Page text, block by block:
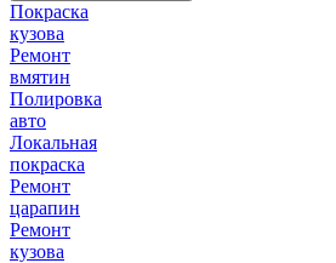
Покраска
кузова
Ремонт
вмятин
Полировка
авто
Локальная
покраска
Ремонт
царапин
Ремонт
кузова